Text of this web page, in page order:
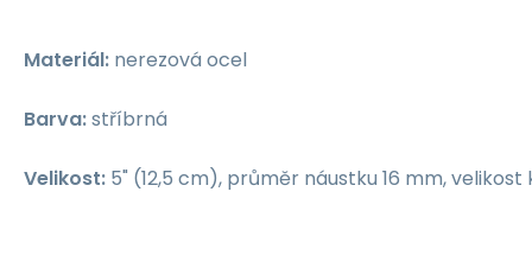
Materiál: nerezová ocel
Barva:stříbrná
Velikost: 5" (12,5 cm), průměr náustku 16 mm, velikost